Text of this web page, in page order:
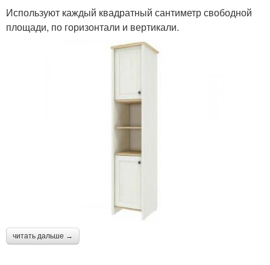
Используют каждый квадратный сантиметр свободной
площади, по горизонтали и вертикали.
читать дальше →